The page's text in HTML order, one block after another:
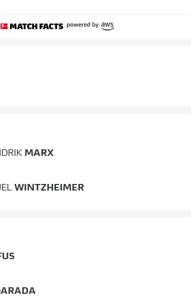
MARX
WINTZHEIMER